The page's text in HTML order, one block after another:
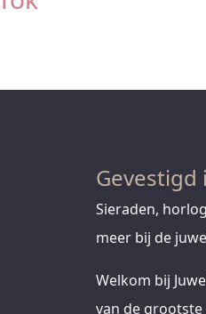
Gevestigd
Sieraden,
meer bij de
Welkom bij
van de